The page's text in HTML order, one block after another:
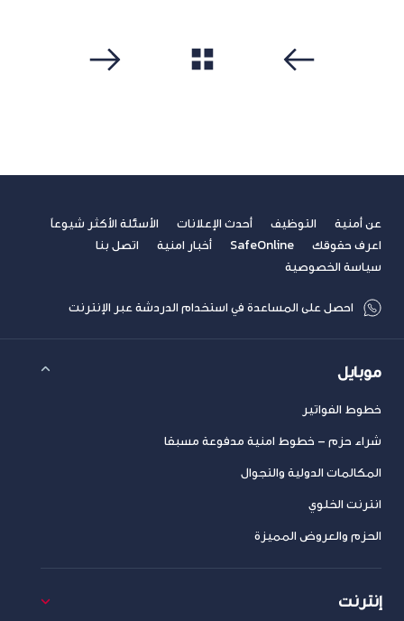
عن أمنية التوظيف أحدث الإعلانات
الأسئلة الأكثر شيوعاً
اعرف حقوقك
SafeOnline أخبار امنية
اتصل بنا
سياسة الخصوصية
احصل على المساعدة في استخدام الدردشة عبر الإنترنت
موبايل
خطوط الفواتير
شراء حزم – خطوط امنية مدفوعة مسبقا
المكالمات الدولية والتجوال
انترنت الخلوي
الحزم والعروض المميزة
إنترنت